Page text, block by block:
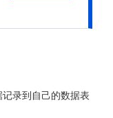
录到自己的数据表